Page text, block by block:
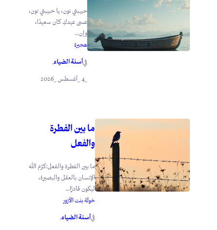
حبيبتي نون، يا حبيبتي نون،
عسى عيدكِ كان سعيدًا،
وإن...
هجيرة
فيأسنة الضياء.
_4 _أغسطس _2026
ما بين الفطرة
والفعل
ما بين الفطرة والفعل:كرَّم الله
الإنسان بالعقل والبصيرة،
ليكون قادرًا...
خولة بنت الأزور
فيأسنة الضياء.